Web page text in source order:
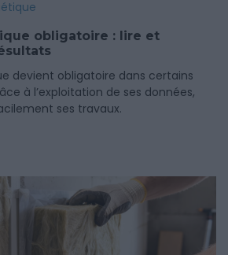
obligatoire : lire et
devient obligatoire dans certains
à l’exploitation de ses données,
ses travaux.